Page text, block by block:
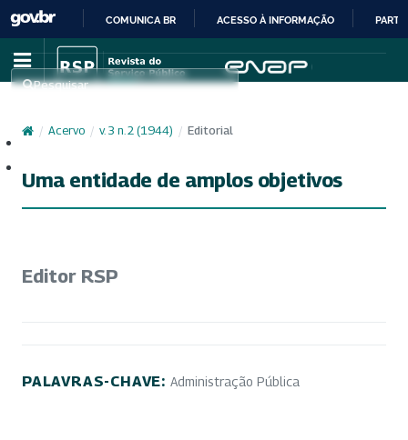
IR
PARA
CONTEÚDO
COMUNICA BR ACESSO À INFORMAÇÃO
Pesquisar
/ Acervo / v. 3 n. 2 (1944) / Editorial
Uma entidade de amplos objetivos
Editor RSP
PALAVRAS-CHAVE: Administração Pública